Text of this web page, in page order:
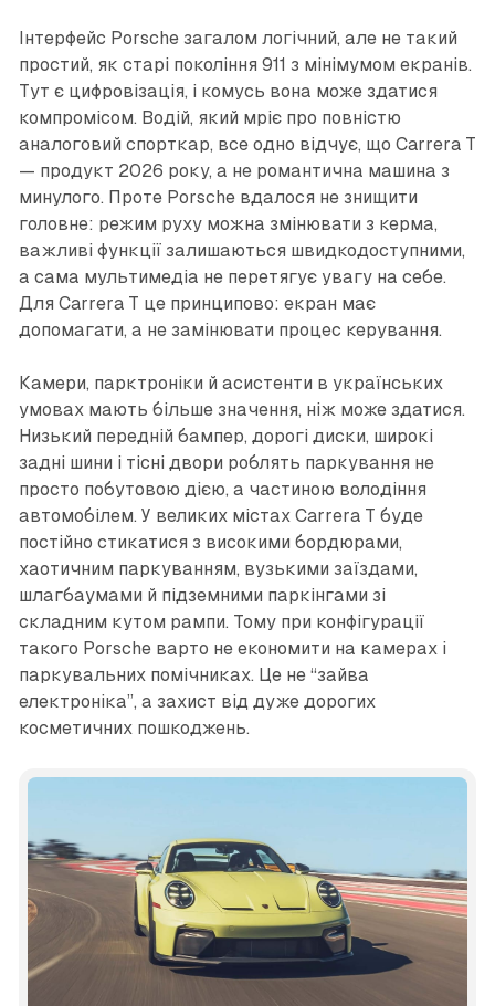
Інтерфейс Porsche загалом логічний, але не такий
простий, як старі покоління 911 з мінімумом екранів.
Тут є цифровізація, і комусь вона може здатися
компромісом. Водій, який мріє про повністю
аналоговий спорткар, все одно відчує, що Carrera T
— продукт 2026 року, а не романтична машина з
минулого. Проте Porsche вдалося не знищити
головне: режим руху можна змінювати з керма,
важливі функції залишаються швидкодоступними,
а сама мультимедіа не перетягує увагу на себе.
Для Carrera T це принципово: екран має
допомагати, а не замінювати процес керування.
Камери, парктроніки й асистенти в українських
умовах мають більше значення, ніж може здатися.
Низький передній бампер, дорогі диски, широкі
задні шини і тісні двори роблять паркування не
просто побутовою дією, а частиною володіння
автомобілем. У великих містах Carrera T буде
постійно стикатися з високими бордюрами,
хаотичним паркуванням, вузькими заїздами,
шлагбаумами й підземними паркінгами зі
складним кутом рампи. Тому при конфігурації
такого Porsche варто не економити на камерах і
паркувальних помічниках. Це не “зайва
електроніка”, а захист від дуже дорогих
косметичних пошкоджень.